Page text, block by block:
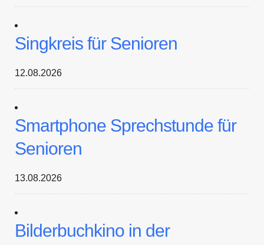
Singkreis für Senioren
12.08.2026
Smartphone Sprechstunde für
Senioren
13.08.2026
Bilderbuchkino in der